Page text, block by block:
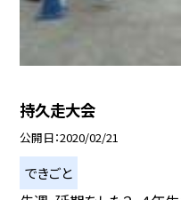
持久走大会
公開日 2020/02/21
できごと